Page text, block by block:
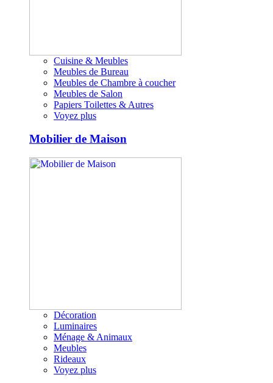
Cuisine & Meubles
Meubles de Bureau
Meubles de Chambre à coucher
Meubles de Salon
Papiers Toilettes & Autres
Voyez plus
Mobilier de Maison
Décoration
Luminaires
Ménage & Animaux
Meubles
Rideaux
Voyez plus